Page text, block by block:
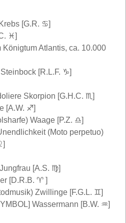
[G.R. ♋]
♓]
Atlantis, ca. 10.000
[R.L.F. ♑]
Skorpion [G.H.C. ♏]
[A.W. ♐]
Waage [P.Z. ♎]
(Moto perpetuo)
[A.S. ♍]
[D.R.B. ♈ ]
Zwillinge [F.G.L. ♊]
Wassermann [B.W. ♒]